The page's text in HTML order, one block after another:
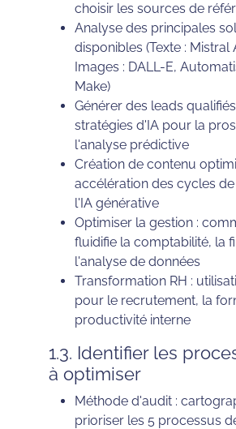
choisir les sources de
Analyse des principales
disponibles (Texte : Mistral
Images : DALL-E,
Make)
Générer des leads
stratégies d'IA pour la
l'analyse prédictive
Création de contenu
accélération des cycles
l'IA générative
Optimiser la gestion :
fluidifie la comptabilité, la
l'analyse de données
Transformation RH :
pour le recrutement, la
productivité interne
1.3. Identifier les
à optimiser
Méthode d'audit :
prioriser les 5 processus